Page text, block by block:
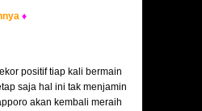
♦
positif tiap kali bermain
saja hal ini tak menjamin
akan kembali meraih